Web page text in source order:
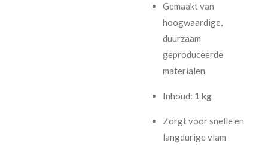
Gemaakt van
hoogwaardige,
duurzaam
geproduceerde
materialen
Inhoud: 1 kg
Zorgt voor snelle en
langdurige vlam